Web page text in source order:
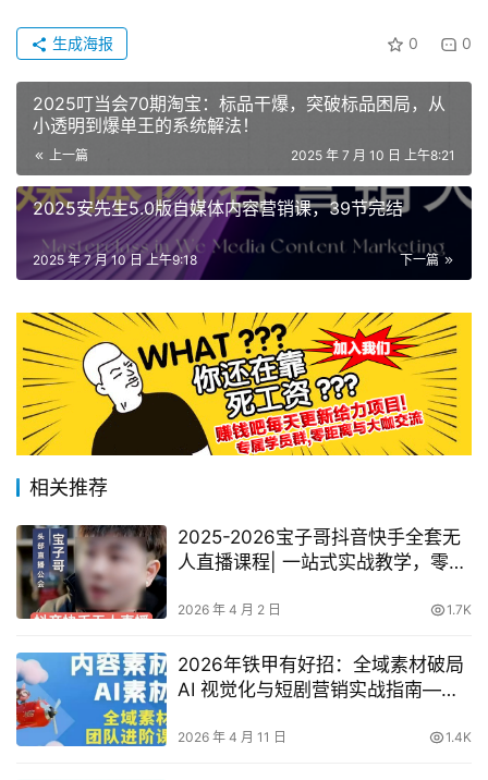
0 0
生成海报
2025叮当会70期淘宝：标品干爆，突破标品困局，从
小透明到爆单王的系统解法！​
上一篇 2025 年 7 月 10 日 上午8:21
2025安先生5.0版自媒体内容营销课​，39节完结
下一篇
2025 年 7 月 10 日 上午9:18
相关推荐
2025-2026宝子哥抖音快手全套无
人直播课程| 一站式实战教学，零基
2026 年 4 月 2 日 1.7K
2026年铁甲有好招：全域素材破局
AI 视觉化与短剧营销实战指南——
能跑量的内容与投放策略
2026 年 4 月 11 日 1.4K